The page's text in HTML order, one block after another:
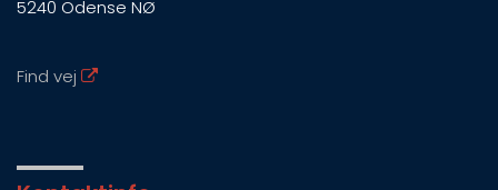
5240 Odense NØ
Find vej